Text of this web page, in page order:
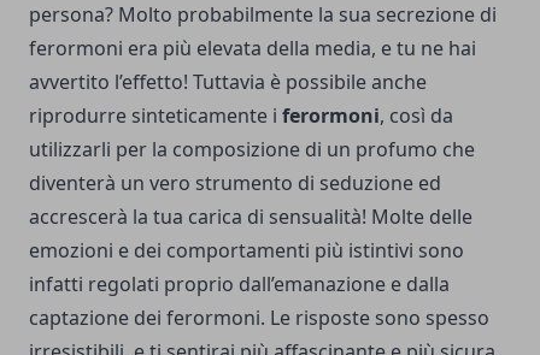
persona? Molto probabilmente la sua secrezione di
ferormoni era più elevata della media, e tu ne hai
avvertito l’effetto! Tuttavia è possibile anche
riprodurre sinteticamente i ferormoni, così da
utilizzarli per la composizione di un profumo che
diventerà un vero strumento di seduzione ed
accrescerà la tua carica di sensualità! Molte delle
emozioni e dei comportamenti più istintivi sono
infatti regolati proprio dall’emanazione e dalla
captazione dei ferormoni. Le risposte sono spesso